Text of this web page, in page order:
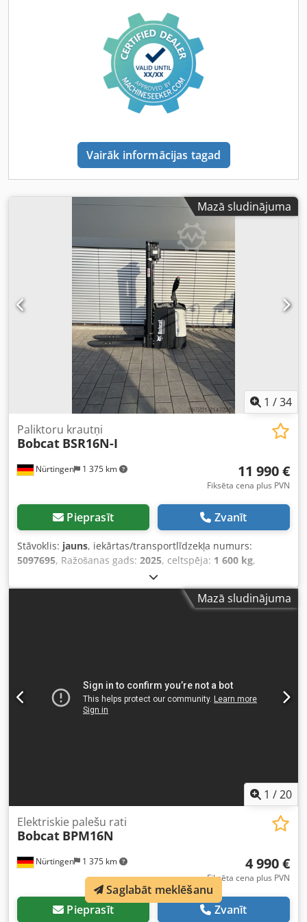
Vairāk informācijas tagad
Mazā sludinājuma
1 /34
Nürtingen 1 375 km
Paliktoru krautņi
Bobcat BSR16N-I
11 990 €
Fiksēta cena plus PVN
Pieprasīt Zvanīt
Stāvoklis: jauns, iekārtas/transportlīdzekļa numurs:
5097695, Ražošanas gads: 2025, celtspēja: 1 600 kg,
4 620 mm, brīvā pacelšana:
kravas smaguma centrs:600 mm, degvielas veids:
trīskāršs (triplex), būvniecības
Mazā sludinājuma
1 /20
Nürtingen 1 375 km
Elektriskie palešu rati
Bobcat BPM16N
4 990 €
Fiksēta cena plus PVN
Pieprasīt Zvanīt
Saglabāt meklēšanu